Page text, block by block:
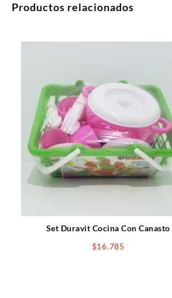
Productos relacionados
Set Duravit Cocina Con Canasto
$16.785